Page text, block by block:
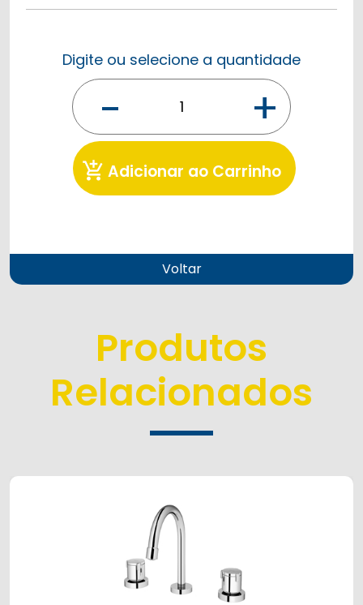
Digite ou selecione a quantidade
- +
add_shopping_cart Adicionar ao Carrinho
Voltar
Produtos
Relacionados